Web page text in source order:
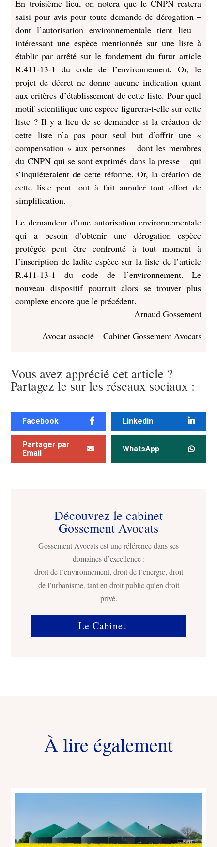
En troisième lieu, on notera que le CNPN restera
saisi pour avis pour toute demande de dérogation –
dont l’autorisation environnementale tient lieu –
intéressant une espèce mentionnée sur une liste à
établir par arrêté sur le fondement du futur article
R.411-13-1 du code de l’environnement. Or, le
projet de décret ne donne aucune indication quant
aux critères d’établissement de cette liste. Pour quel
motif scientifique une espèce figurera-t-elle sur cette
liste ? Il y a lieu de se demander si la création de
cette liste n’a pas pour seul but d’offrir une «
compensation » aux personnes – dont les membres
du CNPN qui se sont exprimés dans la presse – qui
s’inquiéteraient de cette réforme. Or, la création de
cette liste peut tout à fait annuler tout effort de
simplification.
Le demandeur d’une autorisation environnementale
qui a besoin d’obtenir une dérogation espèce
protégée peut être confronté à tout moment à
l’inscription de ladite espèce sur la liste de l’article
R.411-13-1 du code de l’environnement. Le
nouveau dispositif pourrait alors se trouver plus
complexe encore que le précédent.
Arnaud Gossement
Avocat associé – Cabinet Gossement Avocats
Vous avez apprécié cet article ?
Partagez le sur les réseaux sociaux :
Facebook Linkedin
Partager par
Email
WhatsApp
Découvrez le cabinet
Gossement Avocats
Gossement Avocats est une référence dans ses
domaines d’excellence :
droit de l’environnement, droit de l’énergie, droit
de l’urbanisme, tant en droit public qu’en droit
privé.
Le Cabinet
À lire également